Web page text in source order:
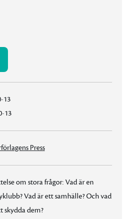
13
13
Press
om stora frågor: Vad är en
Vad är ett samhälle? Och vad
skydda dem?